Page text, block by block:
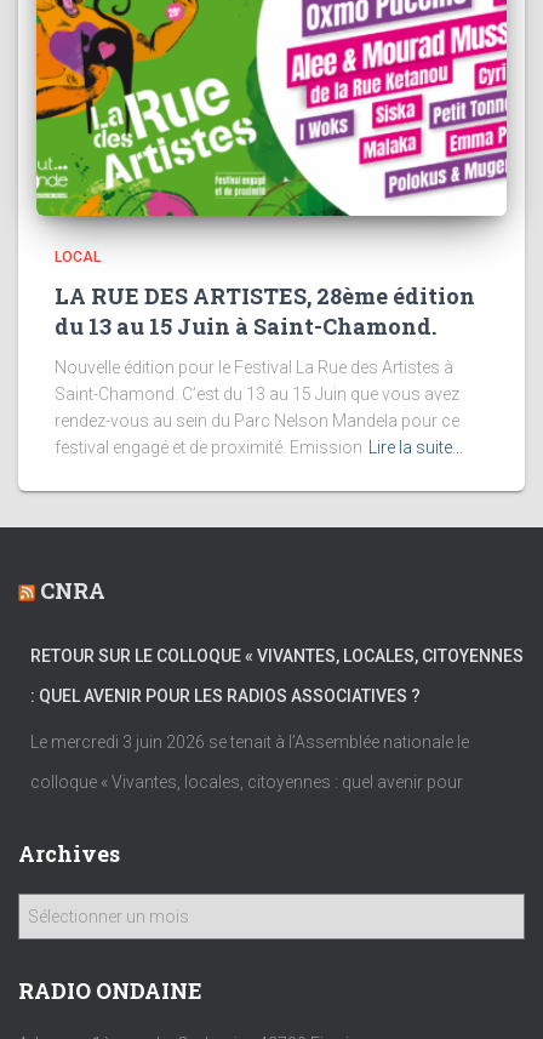
LOCAL
LA RUE DES ARTISTES, 28ème édition
du 13 au 15 Juin à Saint-Chamond.
Nouvelle édition pour le Festival La Rue des Artistes à
Saint-Chamond. C’est du 13 au 15 Juin que vous avez
rendez-vous au sein du Parc Nelson Mandela pour ce
festival engagé et de proximité. Emission
Lire la suite…
CNRA
RETOUR SUR LE COLLOQUE « VIVANTES, LOCALES, CITOYENNES
: QUEL AVENIR POUR LES RADIOS ASSOCIATIVES ?
Le mercredi 3 juin 2026 se tenait à l’Assemblée nationale le
colloque « Vivantes, locales, citoyennes : quel avenir pour
Archives
h
RADIO ONDAINE